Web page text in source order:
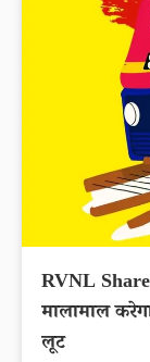
RVNL
मालामाल
लूट